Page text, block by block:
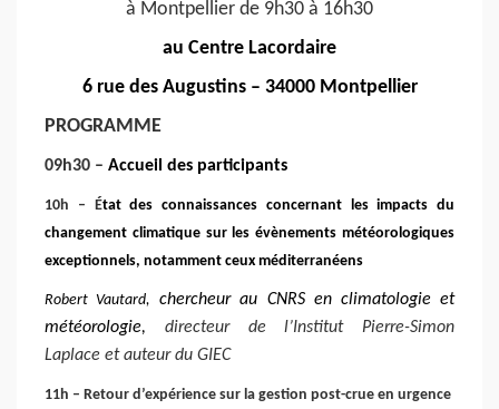
à Montpellier de 9h30 à 16h30
au Centre Lacordaire
6 rue des Augustins – 34000 Montpellier
PROGRAMME
09h30 – Accueil des participants
10h – État des connaissances concernant les impacts du
changement climatique sur les évènements météorologiques
exceptionnels, notamment ceux méditerranéens
Robert Vautard, chercheur au CNRS en climatologie et
météorologie, directeur de l’Institut Pierre-Simon
Laplace etauteurdu GIEC
11h – Retour d’expérience sur la gestion post-crue en urgence